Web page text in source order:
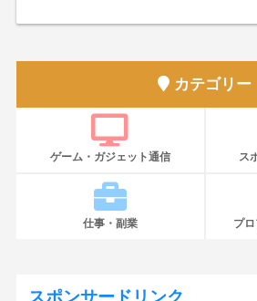
カテゴリー
ゲーム・ガジェット通信 ス
仕事・副業 プ